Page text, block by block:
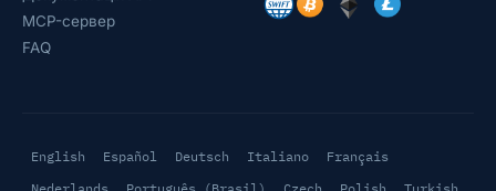
MCP-сервер
FAQ
English Español Deutsch Italiano
Français